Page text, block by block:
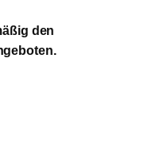
den